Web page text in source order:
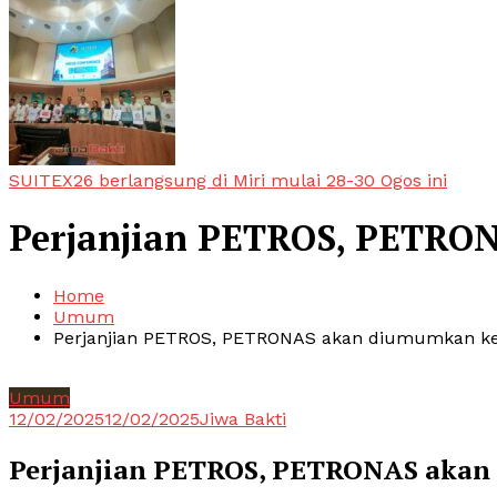
SUITEX26 berlangsung di Miri mulai 28-30 Ogos ini
Perjanjian PETROS,
Home
Umum
Perjanjian PETROS, PETRONAS akan diumumkan
Umum
12/02/202512/02/2025Jiwa Bakti
Perjanjian PETROS, PETRONAS